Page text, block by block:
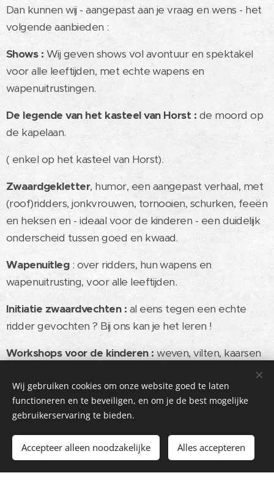
Dan kunnen wij - aangepast aan je vraag en wens - het
volgende aanbieden :
Shows : Wij geven shows vol avontuur en spektakel
voor alle leeftijden, met echte wapens en
wapenuitrustingen.
De legende van het kasteel van Horst : de moord op
de kapelaan.
( enkel op het kasteel van Horst).
Zwaardgekletter, humor, een aangepast verhaal, met
(roof)ridders, jonkvrouwen, tornooien, schurken, feeën
en heksen en - ideaal voor de kinderen - een duidelijk
onderscheid tussen goed en kwaad.
Wapenuitleg : over ridders, hun wapens en
wapenuitrusting, voor alle leeftijden.
Initiatie zwaardvechten : al eens tegen een echte
ridder gevochten ? Bij ons kan je het leren !
Workshops voor de kinderen :weven, vilten, kaarsen
Dansen :leer dansen met een jonkvrouw of ridder !
Avonturenland :
middeleeuws getinte hindernissen
voor kinderen.
Wil je ons contacteren voor een spektakel op maat ?
Wij gebruiken cookies om onze website goed te laten
functioneren en te beveiligen, en om je de best mogelijke
gebruikerservaring te bieden.
Accepteer alleen noodzakelijke Alles accepteren